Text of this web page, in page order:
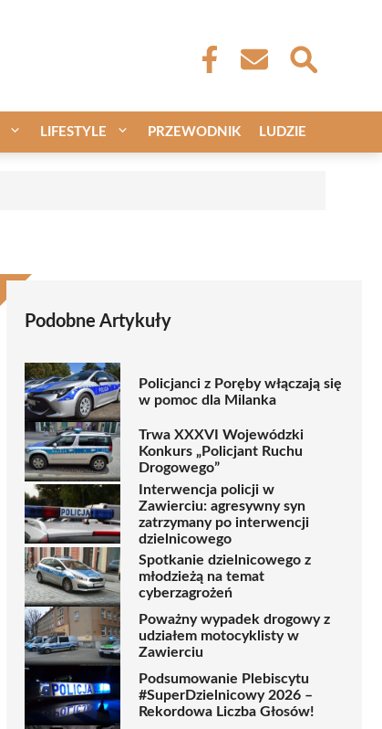
LIFESTYLE PRZEWODNIK LUDZIE
Podobne Artykuły
Policjanci z Poręby włączają się
w pomoc dla Milanka
Trwa XXXVI Wojewódzki
Konkurs „Policjant Ruchu
Drogowego”
Interwencja policji w
Zawierciu: agresywny syn
zatrzymany po interwencji
dzielnicowego
Spotkanie dzielnicowego z
młodzieżą na temat
cyberzagrożeń
Poważny wypadek drogowy z
udziałem motocyklisty w
Zawierciu
Podsumowanie Plebiscytu
#SuperDzielnicowy 2026 –
Rekordowa Liczba Głosów!